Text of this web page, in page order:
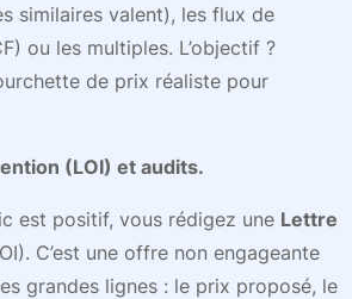
similaires valent), les flux de
ou les multiples. L’objectif ?
de prix réaliste pour
(LOI) et audits.
est positif, vous rédigez une Lettre
C’est une offre non engageante
grandes lignes : le prix proposé, le